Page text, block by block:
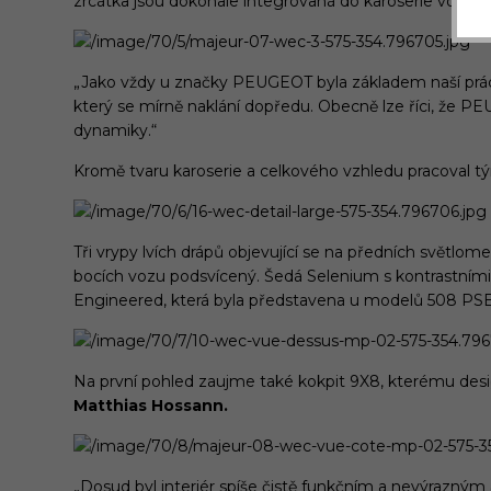
„Jako vždy u značky PEUGEOT byla základem naší
který se mírně naklání dopředu. Obecně lze říci, že
dynamiky.“
Kromě tvaru karoserie a celkového vzhledu pracoval
Tři vrypy lvích drápů objevující se na předních
bocích vozu podsvícený. Šedá Selenium s
Engineered, která byla představena u modelů 508
Na první pohled zaujme také kokpit 9X8, kterému
Matthias Hossann.
„Dosud byl interiér spíše čistě funkčním a